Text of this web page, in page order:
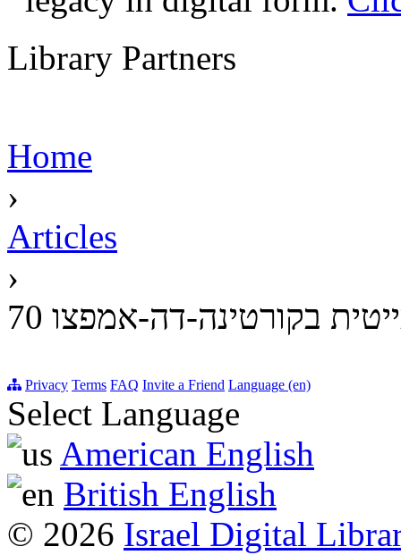
Library Partners
Home
›
Articles
›
בקורטינה-דה-אמפצו
Privacy Terms FAQ Invite a Friend Language (en)
Select Language
American English
British English
© 2026 Israel Digital